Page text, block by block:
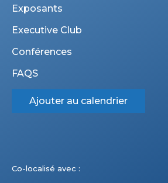
Exposants
Executive Club
Conférences
FAQS
Ajouter au calendrier
Co-localisé avec :